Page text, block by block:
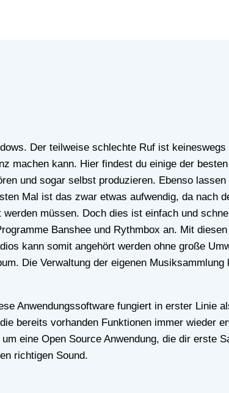
machen kann. Hier findest du einige der
und sogar selbst produzieren. Ebenso
Mal ist das zwar etwas aufwendig, da nach
müssen. Doch dies ist einfach und
Banshee und Rythmbox an. Mit
kann somit angehört werden ohne große
Die Verwaltung der eigenen
bereits vorhanden Funktionen immer wieder
eine Open Source Anwendung, die dir erste
richtigen Sound.